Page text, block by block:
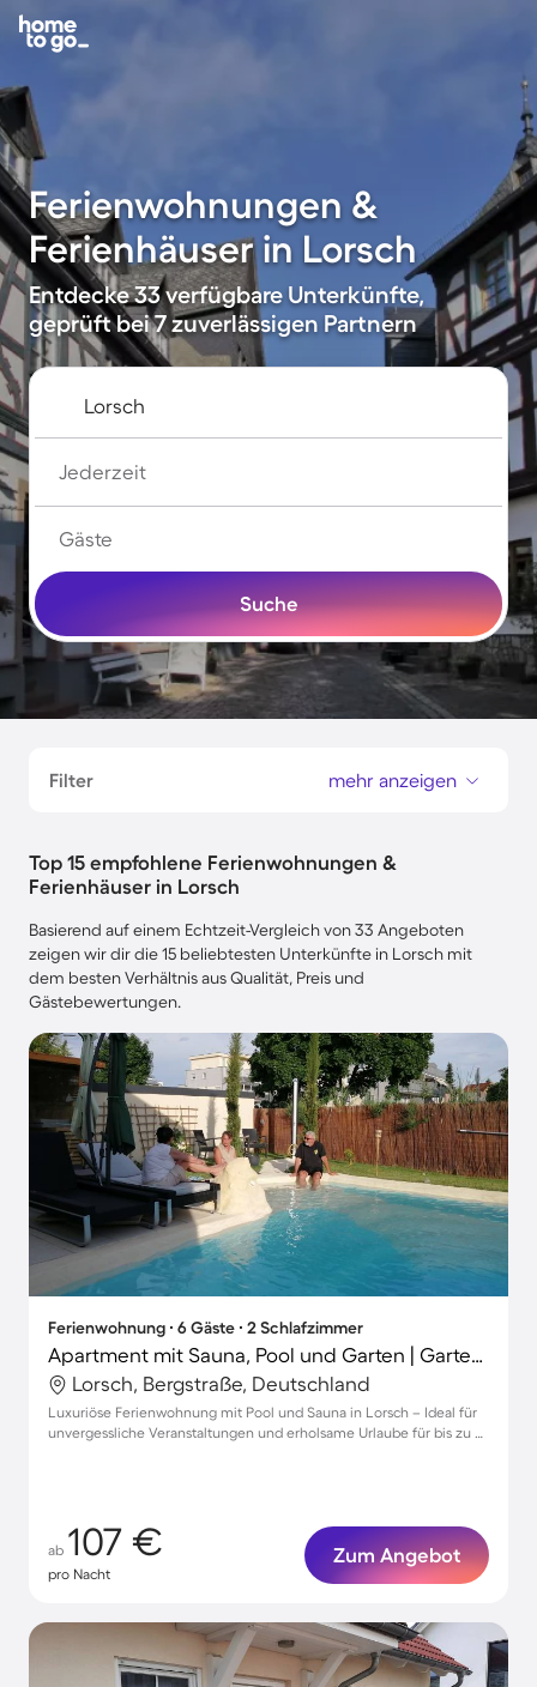
Ferienwohnungen &
Ferienhäuser in Lorsch
Entdecke 33 verfügbare Unterkünfte,
geprüft bei 7 zuverlässigen Partnern
Jederzeit
Gäste
Suche
Filter mehr anzeigen
Top 15 empfohlene Ferienwohnungen &
Ferienhäuser in Lorsch
Basierend auf einem Echtzeit-Vergleich von 33 Angeboten
zeigen wir dir die 15 beliebtesten Unterkünfte in Lorsch mit
dem besten Verhältnis aus Qualität, Preis und
Gästebewertungen.
Ferienwohnung ∙ 6 Gäste ∙ 2 Schlafzimmer
Apartment mit Sauna, Pool und Garten | Gartenblick
Lorsch, Bergstraße, Deutschland
Luxuriöse Ferienwohnung mit Pool und Sauna in Lorsch – Ideal für
unvergessliche Veranstaltungen und erholsame Urlaube für bis zu 6
ab 107 €
pro Nacht
Zum Angebot